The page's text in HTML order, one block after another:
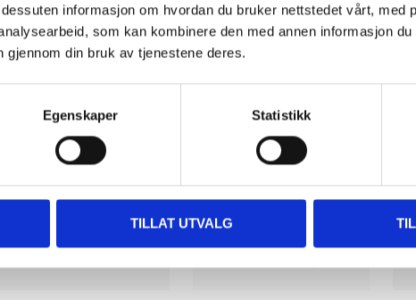
informasjon om hvordan du bruker nettstedet vårt, med
som kan kombinere den med annen informasjon
din bruk av tjenestene deres.
Egenskaper Statistikk
TILLAT UTVALG
Other customers also bought